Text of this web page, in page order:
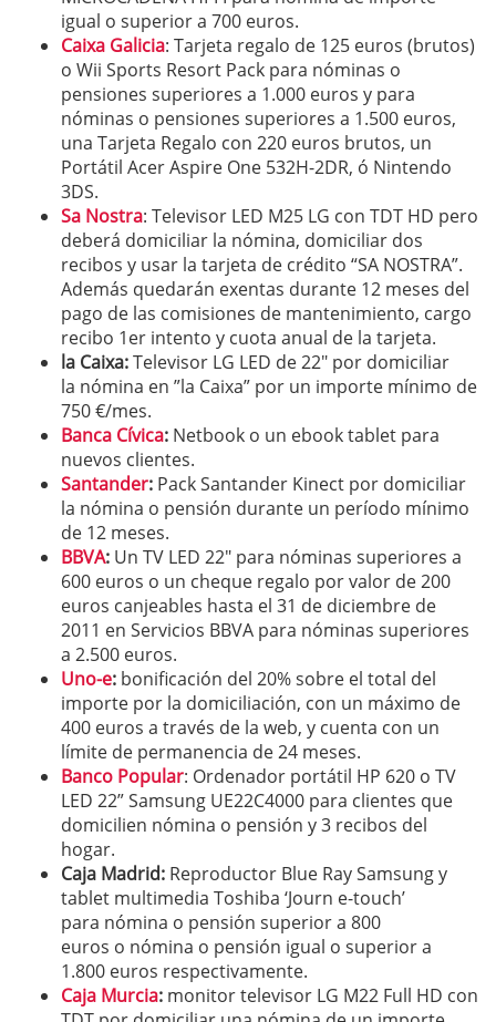
igual o superior a 700 euros.
Caixa Galicia: Tarjeta regalo de 125 euros (brutos)
o Wii Sports Resort Pack para nóminas o
pensiones superiores a 1.000 euros y para
nóminas o pensiones superiores a 1.500 euros,
una Tarjeta Regalo con 220 euros brutos, un
Portátil Acer Aspire One 532H-2DR, ó Nintendo
3DS.
Sa Nostra: Televisor LED M25 LG con TDT HD pero
deberá domiciliar la nómina, domiciliar dos
recibos y usar la tarjeta de crédito “SA NOSTRA”.
Además quedarán exentas durante 12 meses del
pago de las comisiones de mantenimiento, cargo
recibo 1er intento y cuota anual de la tarjeta.
la Caixa:Televisor LG LED de 22″ por domiciliar
la nómina en ”la Caixa” por un importe mínimo de
750 €/mes.
Banca Cívica: Netbook o un ebook tablet para
nuevos clientes.
Santander: Pack Santander Kinect por domiciliar
la nómina o pensión durante un período mínimo
de 12 meses.
BBVA: Un TV LED 22″ para nóminas superiores a
600 euros o un cheque regalo por valor de 200
euros canjeables hasta el 31 de diciembre de
2011 en Servicios BBVA para nóminas superiores
a 2.500 euros.
Uno-e: bonificación del 20% sobre el total del
importe por la domiciliación, con un máximo de
400 euros a través de la web, y cuenta con un
límite de permanencia de 24 meses.
Banco Popular: Ordenador portátil HP 620 o TV
LED 22” Samsung UE22C4000 para clientes que
domicilien nómina o pensión y 3 recibos del
hogar.
Caja Madrid: Reproductor Blue Ray Samsung y
tablet multimedia Toshiba ‘Journ e-touch’
para nómina o pensión superior a 800
euros o nómina o pensión igual o superior a
1.800 euros respectivamente.
Caja Murcia: monitor televisor LG M22 Full HD con